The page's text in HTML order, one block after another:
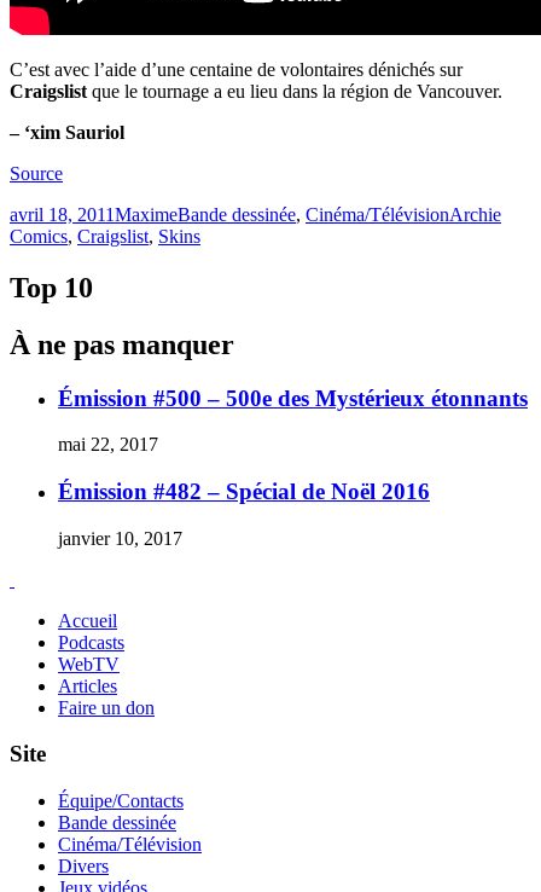
C’est avec l’aide d’une centaine de volontaires dénichés sur
Craigslist que le tournage a eu lieu dans la région de Vancouver.
– ‘xim Sauriol
Source
Publié
le
avril 18, 2011MaximeCatégories
Bande dessinée, Cinéma/TélévisionÉtiquettes
Archie
Comics, Craigslist, Skins
Top 10
À ne pas manquer
Émission #500 – 500e des Mystérieux étonnants
mai 22, 2017
Émission #482 – Spécial de Noël 2016
janvier 10, 2017
Accueil
Podcasts
WebTV
Articles
Faire un don
Site
Équipe/Contacts
Bande dessinée
Cinéma/Télévision
Divers
Jeux vidéos